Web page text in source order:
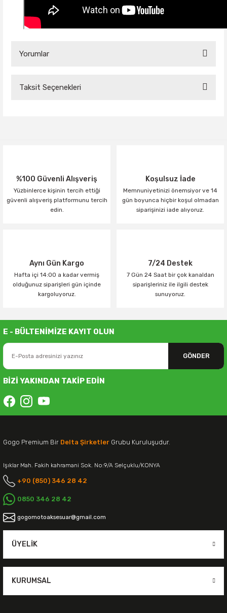
Yorumlar
Taksit Seçenekleri
%100 Güvenli Alışveriş
Yüzbinlerce kişinin tercih ettiği
güvenli alışveriş platformunu tercih
edin.
Koşulsuz İade
Memnuniyetinizi önemsiyor ve 14
gün boyunca hiçbir koşul olmadan
siparişinizi iade alıyoruz.
Aynı Gün Kargo
Hafta içi 14:00 a kadar vermiş
olduğunuz siparişleri gün içinde
kargoluyoruz.
7/24 Destek
7 Gün 24 Saat bir çok kanaldan
siparişleriniz ile ilgili destek
sunuyoruz.
E - BÜLTENİMİZE KAYIT OLUN
GÖNDER
BİZİ YAKINDAN TAKİP EDİN
Gogo Premium Bir Delta Şirketler Grubu Kuruluşudur.
Işıklar Mah. Fakih kahramani Sok. No:9/A Selçuklu/KONYA
+90 (850) 346 28 42
0850 346 28 42
gogomotoaksesuar@gmail.com
ÜYELIK
KURUMSAL